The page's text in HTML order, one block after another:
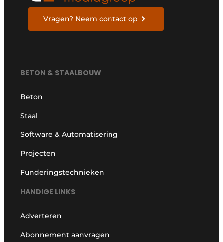
Vragen? Neem contact op
BETON & STAALBOUW
Beton
Staal
Software & Automatisering
Projecten
Funderingstechnieken
HANDIGE LINKS
Adverteren
Abonnement aanvragen